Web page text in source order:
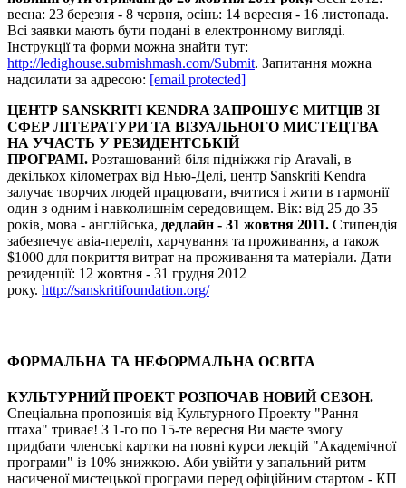
весна: 23 березня - 8 червня, осінь: 14 вересня - 16 листопада.
Всі заявки мають бути подані в електронному вигляді.
Інструкції та форми можна знайти тут:
http://ledighouse.submishmash.com/Submit. Запитання можна
надсилати за адресою: [email protected]
ЦЕНТР SANSKRITI KENDRA ЗАПРОШУЄ МИТЦІВ ЗІ
СФЕР ЛІТЕРАТУРИ ТА ВІЗУАЛЬНОГО МИСТЕЦТВА
НА УЧАСТЬ У РЕЗИДЕНТСЬКІЙ
ПРОГРАМІ. Розташований біля підніжжя гір Aravali, в
декількох кілометрах від Нью-Делі, центр Sanskriti Kendra
залучає творчих людей працювати, вчитися і жити в гармонії
один з одним і навколишнім середовищем. Вік: від 25 до 35
років, мова - англійська, дедлайн - 31 жовтня 2011. Стипендія
забезпечує авіа-переліт, харчування та проживання, а також
$1000 для покриття витрат на проживання та матеріали. Дати
резиденції: 12 жовтня - 31 грудня 2012
року. http://sanskritifoundation.org/
ФОРМАЛЬНА ТА НЕФОРМАЛЬНА ОСВІТА
КУЛЬТУРНИЙ ПРОЕКТ РОЗПОЧАВ НОВИЙ СЕЗОН.
Спеціальна пропозиція від Культурного Проекту "Рання
птаха" триває! З 1-го по 15-те вересня Ви маєте змогу
придбати членські картки на повні курси лекцій "Академічної
програми" із 10% знижкою. Аби увійти у запальний ритм
насиченої мистецької програми перед офіційним стартом - КП